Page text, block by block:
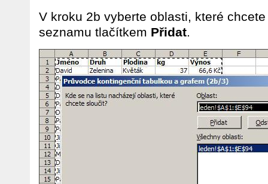
V kroku 2b vyberte oblasti, které
seznamu tlačítkem Přidat.